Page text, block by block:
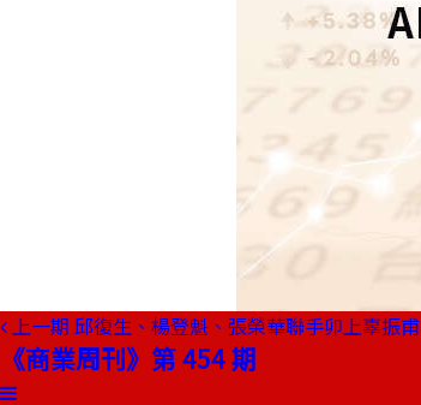
上一期 邱復生、楊登魁、張榮華聯手卯上辜振甫
《商業周刊》第 454 期